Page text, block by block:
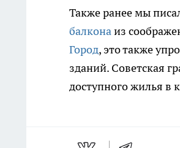
Также ранее мы
балконаиз
Город, это также
зданий. Советская
доступного жилья в